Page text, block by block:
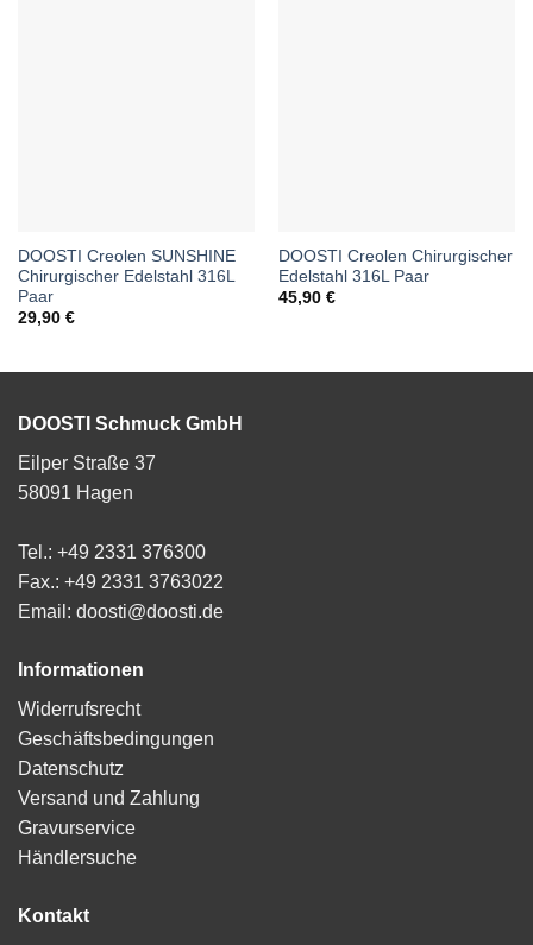
DOOSTI Creolen SUNSHINE
Chirurgischer Edelstahl 316L
Paar
29,90 €
DOOSTI Creolen Chirurgischer
Edelstahl 316L Paar
45,90 €
DOOSTI Schmuck GmbH
Eilper Straße 37
58091 Hagen
Tel.: +49 2331 376300
Fax.: +49 2331 3763022
Email: doosti@doosti.de
Informationen
Widerrufsrecht
Geschäftsbedingungen
Datenschutz
Versand und Zahlung
Gravurservice
Händlersuche
Kontakt